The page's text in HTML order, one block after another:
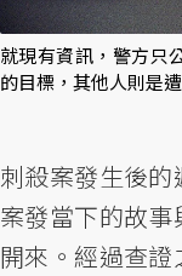
就現有資訊，警方只
的目標，其他人則是
刺殺案發生後
案發當下的故
開來。經過查